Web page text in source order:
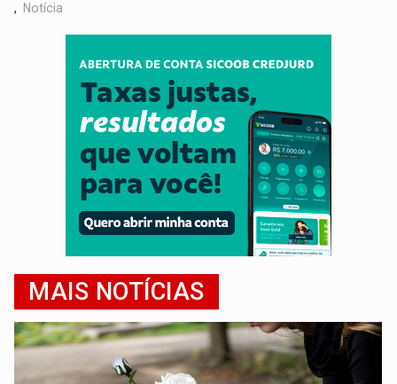
,
Notícia
MAIS NOTÍCIAS